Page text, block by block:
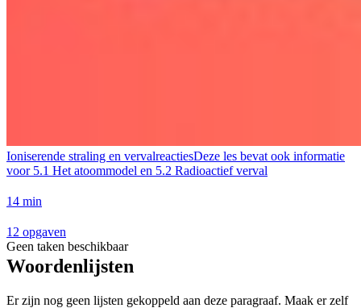
Ioniserende straling en vervalreactiesDeze les bevat ook informatie
voor 5.1 Het atoommodel en 5.2 Radioactief verval
14 min
12 opgaven
Geen taken beschikbaar
Woordenlijsten
Er zijn nog geen lijsten gekoppeld aan deze paragraaf. Maak er zelf